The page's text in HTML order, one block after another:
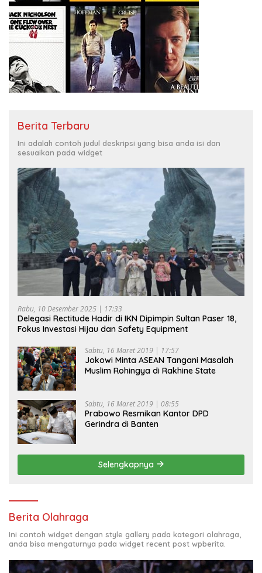
Berita Terbaru
Ini adalah contoh judul deskripsi yang bisa anda isi dan
sesuaikan pada widget
Rabu, 10 Desember 2025 | 17:33
Delegasi Rectitude Hadir di IKN Dipimpin Sultan Paser 18,
Fokus Investasi Hijau dan Safety Equipment
Sabtu, 16 Maret 2019 | 17:57
Jokowi Minta ASEAN Tangani Masalah
Muslim Rohingya di Rakhine State
Sabtu, 16 Maret 2019 | 08:55
Prabowo Resmikan Kantor DPD
Gerindra di Banten
Selengkapnya
Berita Olahraga
Ini contoh widget dengan style gallery pada kategori olahraga,
anda bisa mengaturnya pada widget recent post wpberita.